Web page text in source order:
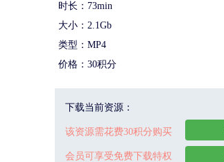
时长：73min
大小：2.1Gb
类型：MP4
价格：30积分
下载当前资源：
该资源需花费30积分购买
会员可享受免费下载特权